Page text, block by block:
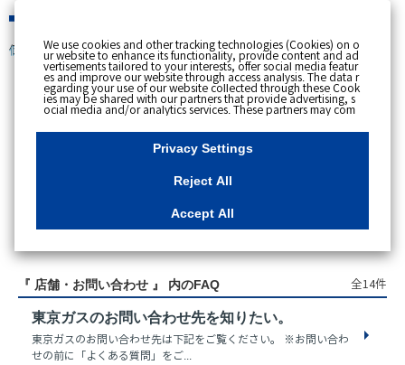
個人のお客さま
スペースで区切って複数語検索が可能です。
例：電気 料金 支払状況
アクセス数順
『 店舗・お問い合わせ 』 内のFAQ 全14件
東京ガスのお問い合わせ先を知りたい。
東京ガスのお問い合わせ先は下記をご覧ください。 ※お問い合わ
せの前に「よくある質問」をご...
We use cookies and other tracking technologies (Cookies) on o
ur website to enhance its functionality, provide content and ad
vertisements tailored to your interests, offer social media featur
es and improve our website through access analysis. The data r
egarding your use of our website collected through these Cook
ies may be shared with our partners that provide advertising, s
ocial media and/or analytics services. These partners may com
bine the data shared by us with other data that you have provi
ded to them or that they have collected from your use of their s
ervices or other websites to analyse and optimise advertisemen
ts delivered to you by businesses other than us on the internet.
essary Cookies, please click "Reject All". If you agree to the use
of all Cookies, please click "Accept All". To select your preferen
u can change your consent or rejection settings at any time by c
"Privacy Settings"button on this banner or through y
our browser's "Settings". For more information regarding the pr
site, please refer to the link below.Cookies DetailsPrivacy Polic
y
Privacy Settings
Reject All
Accept All